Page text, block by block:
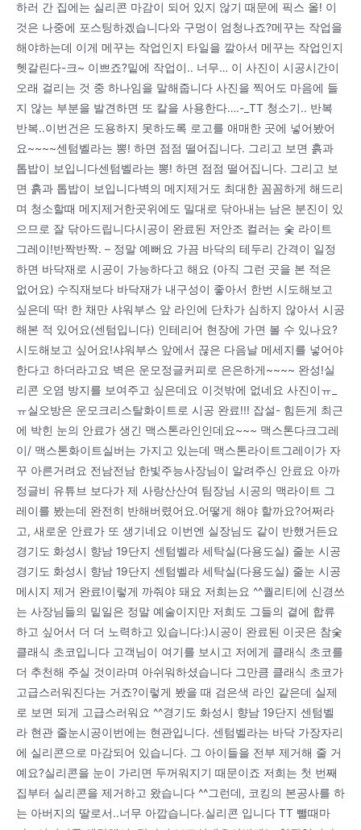
하러 간 집에는 실리콘 마감이 되어 있지 않기 때문에 픽스 올! 이
것은 나중에 포스팅하겠습니다와 구멍이 엄청나죠?메꾸는 작업을
해야하는데 이게 메꾸는 작업인지 타일을 깔아서 메꾸는 작업인지
헷갈린다-크~ 이쁘죠?밑에 작업이.. 너무… 이 사진이 시공시간이
오래 걸리는 것 중 하나임을 말해줍니다 사진을 찍어도 마음에 들
지 않는 부분을 발견하면 또 칼을 사용한다….-_TT 청소기.. 반복
반복..이번건은 도용하지 못하도록 로고를 애매한 곳에 넣어봤어
요~~~~센텀벨라는 뽕! 하면 점점 떨어집니다. 그리고 보면 흙과
톱밥이 보입니다센텀벨라는 뽕! 하면 점점 떨어집니다. 그리고 보
면 흙과 톱밥이 보입니다벽의 메지제거도 최대한 꼼꼼하게 해드리
며 청소할때 메지제거한곳위에도 밀대로 닦아내는 남은 분진이 있
으므로 잘 닦아드립니다시공이 완료된 저안조 컬러는 숯 라이트
그레이!반짝반짝. – 정말 예뻐요 가끔 바닥의 테두리 간격이 일정
하면 바닥재로 시공이 가능하다고 해요 (아직 그런 곳을 본 적은
없어요) 수직재보다 바닥재가 내구성이 좋아서 한번 시도해보고
싶은데 딱! 한 채만 샤워부스 앞 라인에 단차가 심하지 않아서 시공
해본 적 있어요(센텀입니다) 인테리어 현장에 가면 볼 수 있나요?
시도해보고 싶어요!샤워부스 앞에서 끊은 다음날 메세지를 넣어야
한다고 하더라고요 벽은 운모정글커피로 은은하게~~~~ 완성!실
리콘 오염 방지를 보여주고 싶은데요 이것밖에 없네요 사진이ㅠ_
ㅠ실오방은 운모크리스탈화이트로 시공 완료!!! 잡설- 힘든게 최근
에 박힌 눈의 안료가 생긴 맥스톤라인인데요~~~ 맥스톤다크그레
이/ 맥스톤화이트실버는 가지고 있는데 맥스톤라이트그레이가 자
꾸 아른거려요 전남전남 한빛주능사장님이 알려주신 안료요 아까
정글비 유튜브 보다가 제 사랑산산여 팀장님 시공의 맥라이트 그
레이를 봤는데 완전히 반해버렸어요.어떻게 해야 할까요?어쩌라
고, 새로운 안료가 또 생기네요 이번엔 실장님도 같이 반했거든요
경기도 화성시 향남 19단지 센텀벨라 세탁실(다용도실) 줄눈 시공
경기도 화성시 향남 19단지 센텀벨라 세탁실(다용도실) 줄눈 시공
메시지 제거 완료!이렇게 까줘야 돼요 저희는요 ^^퀄리티에 신경쓰
는 사장님들의 밑일은 정말 예술이지만 저희도 그들의 곁에 합류
하고 싶어서 더 더 노력하고 있습니다:)시공이 완료된 이곳은 참숯
클래식 초코입니다 고객님이 여기를 보시고 저에게 클래식 초코를
더 추천해 주실 것이라며 아쉬워하셨습니다 그만큼 클래식 초코가
고급스러워진다는 거죠?이렇게 봤을 때 검은색 라인 같은데 실제
로 보면 되게 고급스러워요 ^^경기도 화성시 향남 19단지 센텀벨
라 현관 줄눈시공이번에는 현관입니다. 센텀벨라는 바닥 가장자리
에 실리콘으로 마감되어 있습니다. 그 아이들을 전부 제거해 줄 거
예요?실리콘을 눈이 가리면 두꺼워지기 때문이죠 저희는 첫 번째
집부터 실리콘을 제거하고 왔습니다 ^^그런데, 코킹의 본공사를 하
는 아버지의 딸로서..너무 아깝습니다.실리콘 입니다 TT 뺄때마